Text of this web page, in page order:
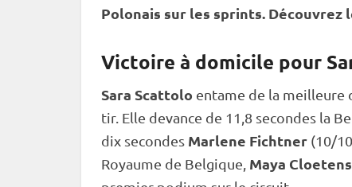
Polonais sur les sprints.
Victoire à domicile pour
Sara Scattolo entame de la meilleure
tir. Elle devance de 11,8 secondes la
dix secondes Marlene Fichtner (10/
Royaume de Belgique, Maya Cloetens